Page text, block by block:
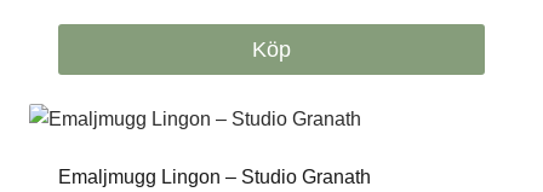
Köp
Emaljmugg Lingon – Studio Granath